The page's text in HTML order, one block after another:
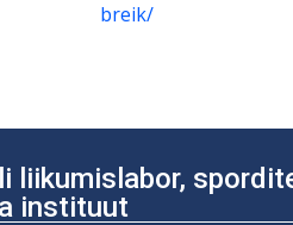
breik/
liikumislabor,
instituut